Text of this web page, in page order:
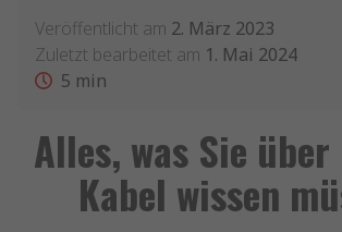
Veröffentlicht am 2. März 2023
Zuletzt bearbeitet am 1. Mai 2024
5 min
Alles, was Sie über
Kabel wissen